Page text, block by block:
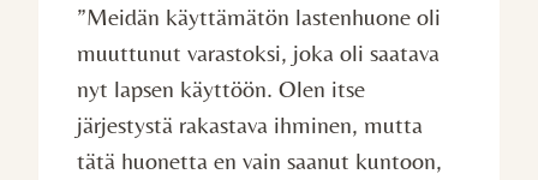
”Meidän käyttämätön lastenhuone oli
muuttunut varastoksi, joka oli saatava
nyt lapsen käyttöön. Olen itse
järjestystä rakastava ihminen, mutta
tätä huonetta en vain saanut kuntoon,